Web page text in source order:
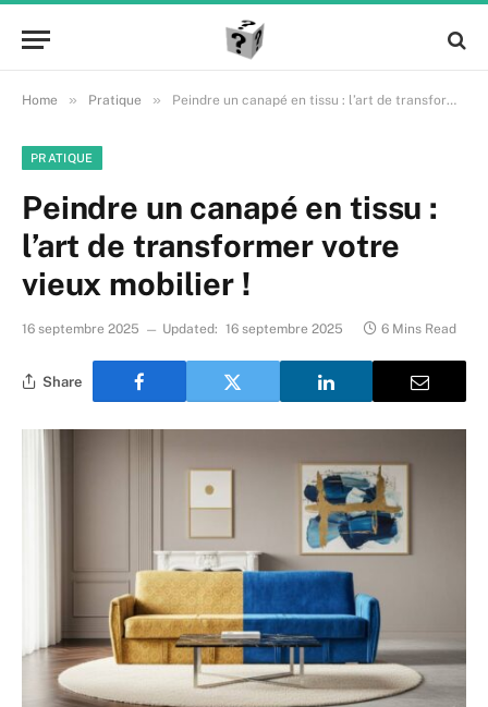
Home » Pratique » Peindre un canapé en tissu : l’art de transformer votre vieux mobilier !
PRATIQUE
Peindre un canapé en tissu :
l’art de transformer votre
vieux mobilier !
16 septembre 2025 Updated: 16 septembre 2025 6 Mins Read
Share